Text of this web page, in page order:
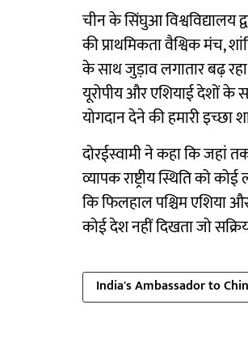
चीन के सिंघुआ विश्वविद्यालय
की प्राथमिकता वैश्विक मंच,
के साथ जुड़ाव लगातार बढ़
यूरोपीय और एशियाई देशों के
योगदान देने की हमारी इच्छा
दोरईस्वामी ने कहा कि जहां
व्यापक राष्ट्रीय स्थिति को
कि फिलहाल पश्चिम एशिया
कोई देश नहीं दिखता जो
India's Ambassador to